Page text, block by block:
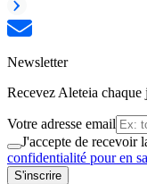
Newsletter
Recevez Aleteia
Votre adresse email
J'accepte de recevoir
confidentialité pour en
S'inscrire